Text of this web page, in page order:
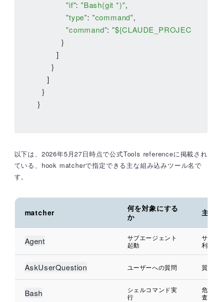
"if": "Bash(git *)",
"type": "command",
"command":
          }
        ]
      }
    ]
  }
}
以下は、2026年5月27日時点で公式Tools referenceに掲載され
ている、hook matcherで指定できる主な組み込みツール名で
す。
matcher
何を対象にする
か
主な
Agent
サブエージェント
起動
サブ
利用の
AskUserQuestion ユーザーへの質問 質問
Bash
シェルコマンド実
行
危険
査、実